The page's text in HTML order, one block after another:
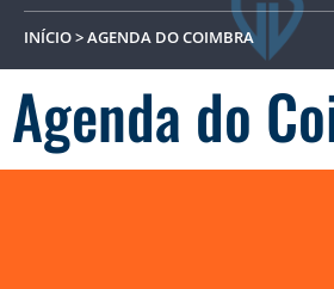
INÍCIO> AGENDA DO COIMBRA
Agenda do